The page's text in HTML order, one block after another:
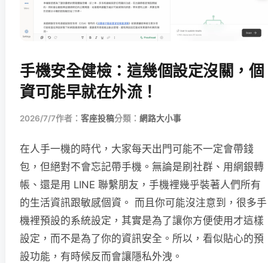
手機安全健檢：這幾個設定沒關，個
資可能早就在外流！
2026/7/7作者： 客座投稿分類： 網路大小事
在人手一機的時代，大家每天出門可能不一定會帶錢
包，但絕對不會忘記帶手機。無論是刷社群、用網銀轉
帳、還是用 LINE 聯繫朋友，手機裡幾乎裝著人們所有
的生活資訊跟敏感個資。 而且你可能沒注意到，很多手
機裡預設的系統設定，其實是為了讓你方便使用才這樣
設定，而不是為了你的資訊安全。所以，看似貼心的預
設功能，有時候反而會讓隱私外洩。